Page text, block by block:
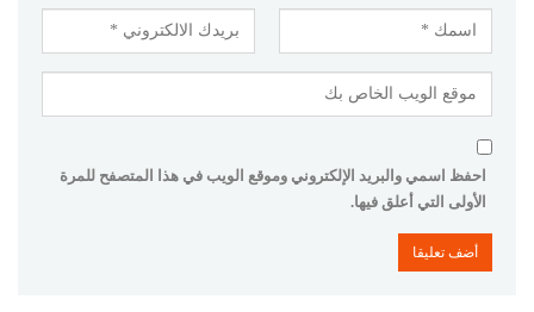
احفظ اسمي والبريد الإلكتروني وموقع الويب في هذا المتصفح للمرة
الأولى التي أعلق فيها.